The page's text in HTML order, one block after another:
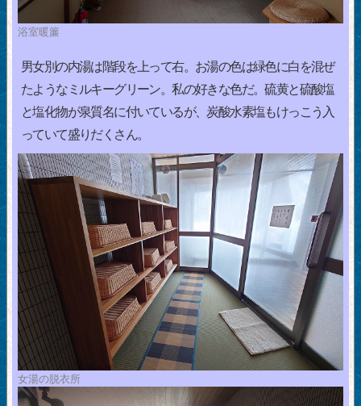
浴室暖簾
男女別の内湯は階段を上って右。お湯の色は緑色に白を混ぜ
たようなミルキーグリーン。私の好きな色だ。硫黄と硫酸塩
と塩化物が泉質名に付いているが、炭酸水素塩もけっこう入
っていて盛りだくさん。
女湯の脱衣所